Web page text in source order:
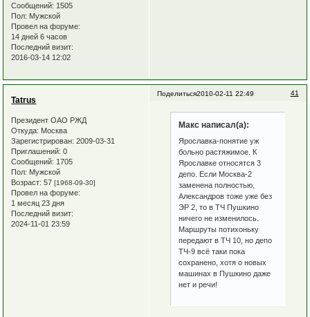
Сообщений: 1505
Пол: Мужской
Провел на форуме:
14 дней 6 часов
Последний визит:
2016-03-14 12:02
Поделиться 41
2010-02-11 22:49
Tatrus
Президент ОАО РЖД
Откуда: Москва
Зарегистрирован: 2009-03-31
Приглашений: 0
Сообщений: 1705
Пол: Мужской
Возраст: 57[1968-09-30]
Провел на форуме:
1 месяц 23 дня
Последний визит:
2024-11-01 23:59
Макс написал(а):
Ярославка-понятие уж
больно растяжимое. К
Ярославке относятся 3
депо. Если Москва-2
заменена полностью,
Александров тоже уже без
ЭР 2, то в ТЧ Пушкино
ничего не изменилось.
Маршруты потихоньку
передают в ТЧ 10, но депо
ТЧ-9 всё таки пока
сохранено, хотя о новых
машинах в Пушкино даже
нет и речи!